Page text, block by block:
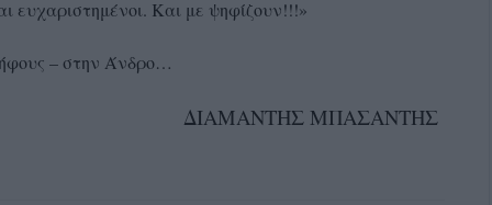
ευχαριστημένοι. Και με ψηφίζουν!!!»
– στην Άνδρο…
ΔΙΑΜΑΝΤΗΣ ΜΠΑΣΑΝΤΗΣ